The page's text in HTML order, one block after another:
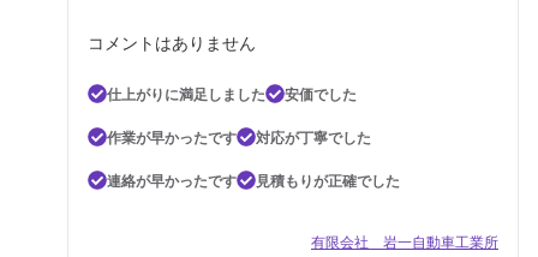
コメントはありません
仕上がりに満足しました
安価でした
作業が早かったです
対応が丁寧でした
連絡が早かったです
見積もりが正確でした
有限会社 岩一自動車工業所